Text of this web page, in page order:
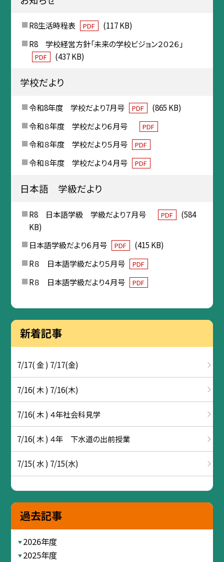
R8生活時程表 PDF
(117 KB)
R8 学校経営方針「未来の学校ビジョン２０２６」
PDF (437 KB)
学校だより
令和8年度 学校だより7月号 PDF
(865 KB)
令和８年度 学校だより６月号
PDF
令和８年度 学校だより５月号 PDF
令和８年度 学校だより４月号 PDF
日本語 学級だより
R8 日本語学級 学級だより７月号 PDF
(584
KB)
日本語学級だより６月号
PDF
(415 KB)
R８ 日本語学級だより５月号
PDF
R８ 日本語学級だより４月号 PDF
新着記事
7/17( 金 ) 7/17(金)
7/16( 木 ) 7/16(木)
7/16( 木 ) ４年社会科見学
7/16( 木 ) ４年 下水道の出前授業
7/15( 水 ) 7/15(水)
過去記事
2026年度
2025年度